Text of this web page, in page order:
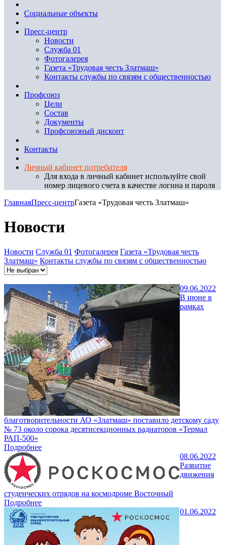
Социальные объекты
Пресс-центр
Новости
Служба 01
Фотогалерея
Газета «Трудовая честь Златмаш»
Контакты службы по связям с общественностью
Профсоюз
Цели
Состав
Документы
Профсоюзный дисконт
Контакты
Личный кабинет потребителя
Для входа в личный кабинет используйте свой
номер лицевого счета в качестве логина и пароля
ГлавнаяПресс-центрГазета «Трудовая честь Златмаш»
Новости
Новости Служба 01 Фотогалерея Газета «Трудовая честь
Златмаш» Контакты службы по связям с общественностью
09.06.2022
В июне в
рамках
благотворительности АО «Златмаш» поставило детскому саду
№ 73 около сорока десятисекционных радиаторов «Термал
РАП-500»
Подробнее
08.06.2022
Развитие
движения
студенческих отрядов на космодроме Восточный
Подробнее
01.06.2022